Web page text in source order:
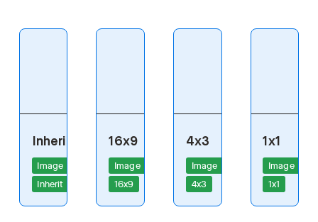
Inherit
Image
Inherit
16x9
Image
16x9
4x3
Image
4x3
1x1
Image
1x1